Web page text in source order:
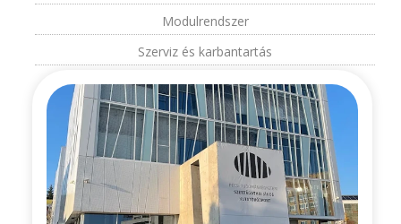
Modulrendszer
Szerviz és karbantartás